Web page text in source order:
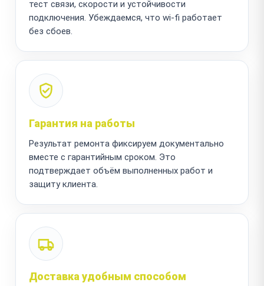
тест связи, скорости и устойчивости
подключения. Убеждаемся, что wi-fi работает
без сбоев.
Гарантия на работы
Результат ремонта фиксируем документально
вместе с гарантийным сроком. Это
подтверждает объём выполненных работ и
защиту клиента.
Доставка удобным способом